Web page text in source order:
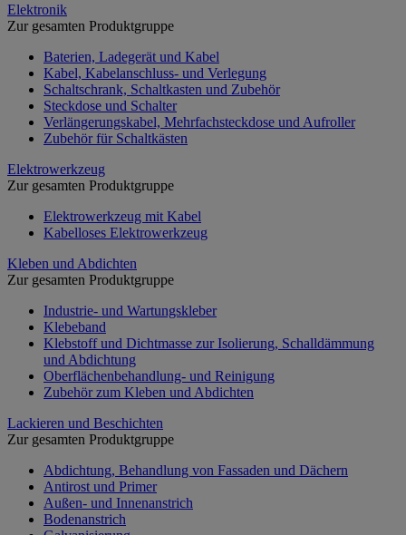
Elektronik
Zur gesamten Produktgruppe
Baterien, Ladegerät und Kabel
Kabel, Kabelanschluss- und Verlegung
Schaltschrank, Schaltkasten und Zubehör
Steckdose und Schalter
Verlängerungskabel, Mehrfachsteckdose und Aufroller
Zubehör für Schaltkästen
Elektrowerkzeug
Zur gesamten Produktgruppe
Elektrowerkzeug mit Kabel
Kabelloses Elektrowerkzeug
Kleben und Abdichten
Zur gesamten Produktgruppe
Industrie- und Wartungskleber
Klebeband
Klebstoff und Dichtmasse zur Isolierung, Schalldämmung
und Abdichtung
Oberflächenbehandlung- und Reinigung
Zubehör zum Kleben und Abdichten
Lackieren und Beschichten
Zur gesamten Produktgruppe
Abdichtung, Behandlung von Fassaden und Dächern
Antirost und Primer
Außen- und Innenanstrich
Bodenanstrich